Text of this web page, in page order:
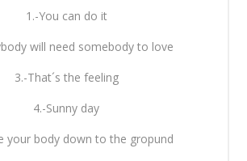
1.-You can do it
will need somebody to love
3.-That´s the feeling
4.-Sunny day
your body down to the gropund